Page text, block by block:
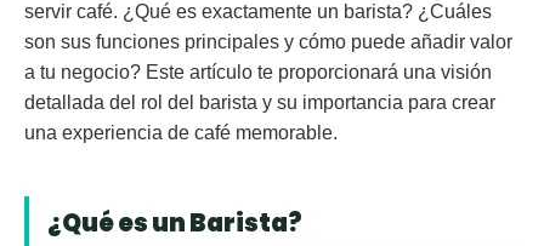
servir café. ¿Qué es exactamente un barista? ¿Cuáles
son sus funciones principales y cómo puede añadir valor
a tu negocio? Este artículo te proporcionará una visión
detallada del rol del barista y su importancia para crear
una experiencia de café memorable.
¿Qué es un Barista?